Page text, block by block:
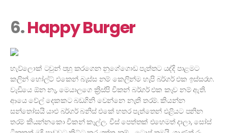
6.Happy Burger
හැව්ලොක් ටවුන් පහු කරගෙන නුගේගොඩ පැත්තට යද්දි පාළමට
කලින් හෝල්ට් එකෙන් බැස්ස නම් කෙලින්ම හැපි බර්ගර් එක ඉස්සරහ.
වැඩියෙ ඕන නෑ, මෙයාලගෙ ක්‍රිස්පි චිකන් බර්ගර් එක කෑව නම් ඇති.
ආයෙ වේල් දෙකකට බඩගිනි වෙන්නෙ නැති තරම්. කියන්න
සන්තෝසයි යාළු බර්ගර් බනිස් එකේ හතර පැත්තෙන් එළියට පනින
තරම් කියන්නකො චිකන් කෑල්ල. චීස් පෙත්තක් එහෙමත් දාලා, සෝස්